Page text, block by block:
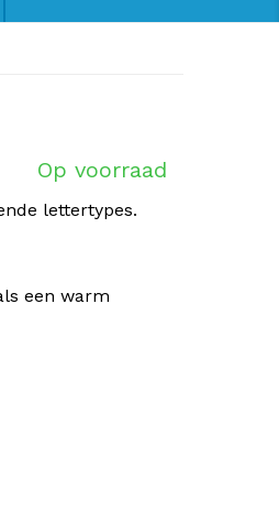
Op voorraad
lettertypes.
een warm